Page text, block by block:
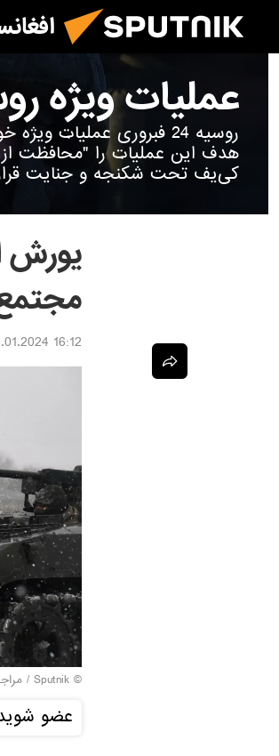
عملیات ویژه
روسیه 24 فبروری عملیات
هدف این عملیات را "محافظت
کی‌یف تحت شکنجه و جنایت قرار
یورش
16:12 30.01.2024
© Sputnik
/
عضو